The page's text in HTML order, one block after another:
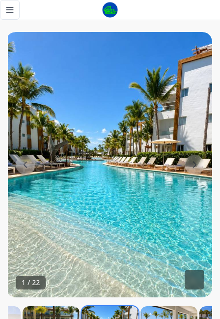
Toggle navigation menu
1 / 22
🌴Exclusivo apartamento frente al mar 🌊 - Tu Casa RD